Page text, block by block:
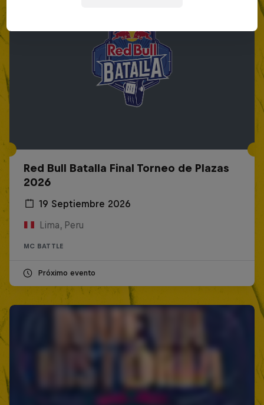
Red Bull Batalla Final Torneo de Plazas
2026
19 Septiembre 2026
Lima, Peru
MC BATTLE
Próximo evento